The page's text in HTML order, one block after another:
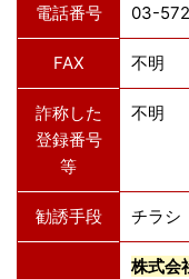
電話番号 03-
FAX 不明
詐称した
登録番号
等
不明
勧誘手段 チラシ
株式会